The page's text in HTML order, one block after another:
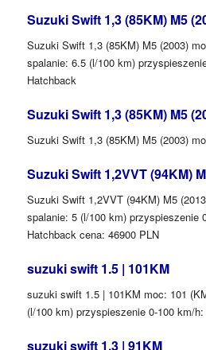
Suzuki Swift 1,3 (85KM) M5
Suzuki Swift 1,3 (85KM) M5 (2003)
spalanie: 6.5 (l/100 km)
Hatchback
Suzuki Swift 1,3 (85KM) M5
Suzuki Swift 1,3 (85KM) M5 (2003)
Suzuki Swift 1,2VVT (94KM)
Suzuki Swift 1,2VVT (94KM) M5
spalanie: 5 (l/100 km) przyspieszenie
Hatchback cena: 46900 PLN
suzuki swift 1.5 | 101KM
suzuki swift 1.5 | 101KM moc: 101
(l/100 km) przyspieszenie 0-100 km/
suzuki swift 1.3 | 91KM